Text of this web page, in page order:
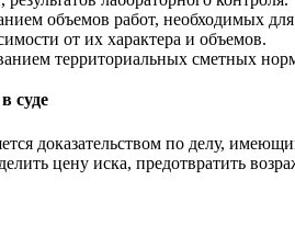
объемов работ, необходимых
от их характера и объемов.
территориальных сметных
суде
доказательством по делу,
цену иска, предотвратить